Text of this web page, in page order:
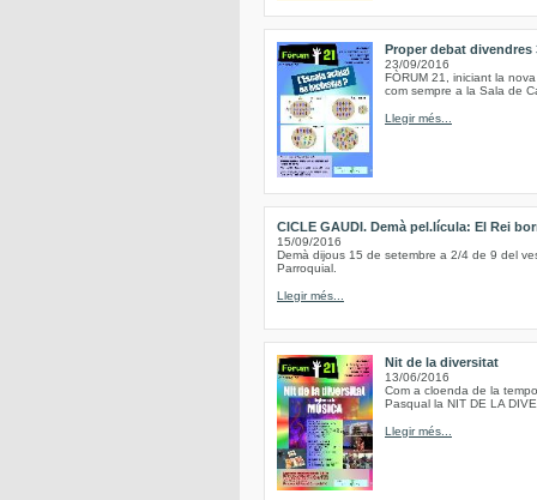
Proper debat
23/09/2016
FÒRUM 21, iniciant la
com sempre a la Sala de
Llegir més...
CICLE GAUDI. Demà pel.lícula: El Rei
15/09/2016
Demà dijous 15 de setembre a 2/4 de 9 del
Parroquial.
Llegir més...
Nit de la diversitat
13/06/2016
Com a cloenda de la
Pasqual la NIT DE LA
Llegir més...